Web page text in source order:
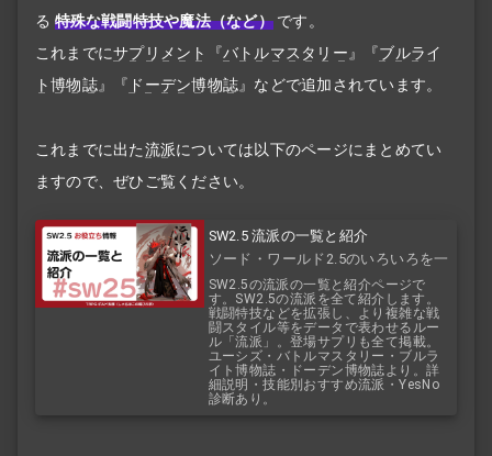
る 特殊な戦闘特技や魔法（など） です。
これまでにサプリメント 『バトルマスタリー 』『ブルライ
ト博物誌』『 ドーデン博物誌』などで追加されています。
これまでに出た流派については以下のページにまとめてい
ますので、ぜひご覧ください。
SW2.5 流派の一覧と紹介
ソード・ワールド2.5のいろいろを一
覧で！
SW2.5の流派の一覧と紹介ページで
す。SW2.5の流派を全て紹介します。
戦闘特技などを拡張し、より複雑な戦
闘スタイル等をデータで表わせるルー
ル「流派」。登場サプリも全て掲載。
ユーシズ・バトルマスタリー・ブルラ
イト博物誌・ドーデン博物誌より。詳
細説明・技能別おすすめ流派・YesNo
診断あり。